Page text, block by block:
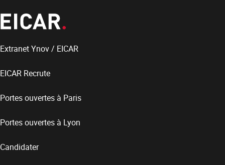
Extranet Ynov / EICAR
EICAR Recrute
Portes ouvertes à Paris
Portes ouvertes à Lyon
Candidater